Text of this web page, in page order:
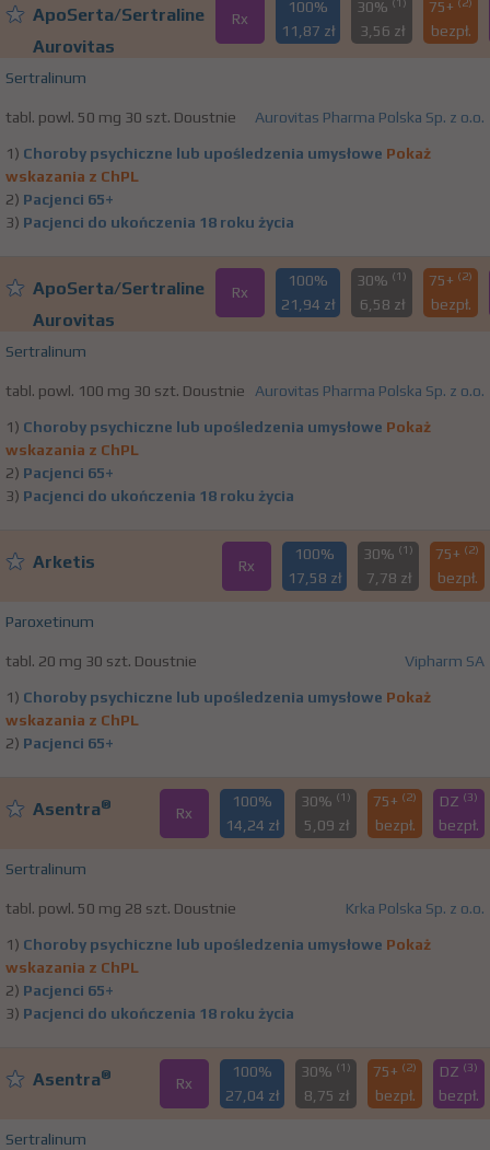
ApoSerta/Sertraline
Aurovitas
Rx
100%
11,87 zł
30%
3,56 zł
75+
bezpł.
Sertralinum
tabl. powl. 50 mg 30 szt. Doustnie Aurovitas Pharma Polska Sp. z o.o.
1) Choroby psychiczne lub upośledzenia umysłowe Pokaż
wskazania z ChPL
2) Pacjenci 65+
3) Pacjenci do ukończenia 18 roku życia
ApoSerta/Sertraline
Aurovitas
Rx
100%
21,94 zł
30% (1)
6,58 zł
75+ (2)
bezpł.
Sertralinum
tabl. powl. 100 mg 30 szt. Doustnie Aurovitas Pharma Polska Sp. z o.o.
1) Choroby psychiczne lub upośledzenia umysłowe Pokaż
wskazania z ChPL
2) Pacjenci 65+
3) Pacjenci do ukończenia 18 roku życia
Arketis Rx
100%
17,58 zł
30% (1)
7,78 zł
75+ (2)
bezpł.
Paroxetinum
tabl. 20 mg 30 szt. Doustnie Vipharm SA
1) Choroby psychiczne lub upośledzenia umysłowe Pokaż
wskazania z ChPL
2) Pacjenci 65+
Asentra® Rx
100%
14,24 zł
30% (1)
5,09 zł
75+ (2)
bezpł.
DZ (3)
bezpł.
Sertralinum
tabl. powl. 50 mg 28 szt. Doustnie Krka Polska Sp. z o.o.
1) Choroby psychiczne lub upośledzenia umysłowe Pokaż
wskazania z ChPL
2) Pacjenci 65+
3) Pacjenci do ukończenia 18 roku życia
Asentra® Rx
100%
27,04 zł
30% (1)
8,75 zł
75+ (2)
bezpł.
DZ (3)
bezpł.
Sertralinum